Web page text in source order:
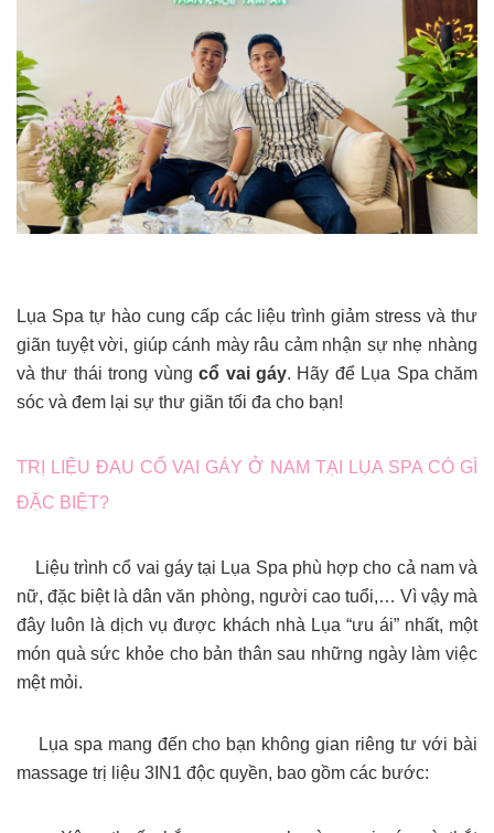
Lụa Spa tự hào cung cấp các liệu trình giảm stress và thư
giãn tuyệt vời, giúp cánh mày râu cảm nhận sự nhẹ nhàng
và thư thái trong vùngcổ vai gáy. Hãy để Lụa Spa chăm
sóc và đem lại sự thư giãn tối đa cho bạn!
TRỊ LIỆU ĐAU CỔ VAI GÁY Ở NAM TẠI LỤA SPA CÓ GÌ
ĐẶC BIỆT?
Liệu trình cổ vai gáy tại Lụa Spa phù hợp cho cả nam và
nữ, đặc biệt là dân văn phòng, người cao tuổi,… Vì vậy mà
đây luôn là dịch vụ được khách nhà Lụa “ưu ái” nhất, một
món quà sức khỏe cho bản thân sau những ngày làm việc
mệt mỏi.
Lụa spa mang đến cho bạn không gian riêng tư với bài
massage trị liệu 3IN1 độc quyền, bao gồm các bước: